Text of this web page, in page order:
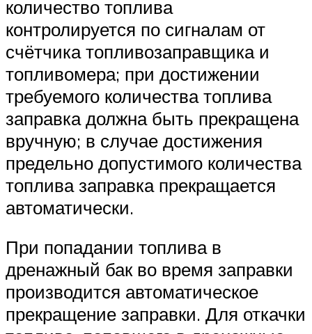
количество топлива
контролируется по сигналам от
счётчика топливозаправщика и
топливомера; при достижении
требуемого количества топлива
заправка должна быть прекращена
вручную; в случае достижения
предельно допустимого количества
топлива заправка прекращается
автоматически.
При попадании топлива в
дренажный бак во время заправки
производится автоматическое
прекращение заправки. Для откачки